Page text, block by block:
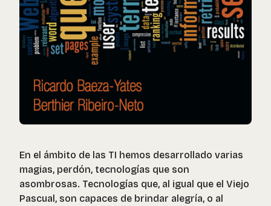
En el ámbito de las TI hemos desarrollado varias
magias, perdón, tecnologías que son
asombrosas. Tecnologías que, al igual que el Viejo
Pascual, son capaces de brindar alegría, o al